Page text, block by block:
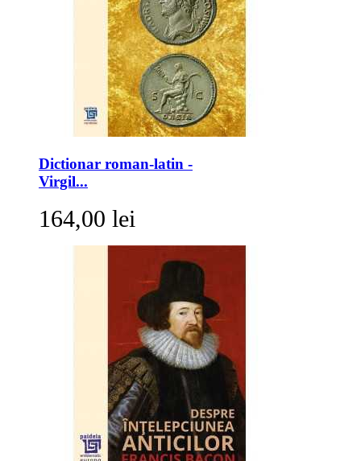
Dictionar roman-latin -
Virgil...
164,00 lei